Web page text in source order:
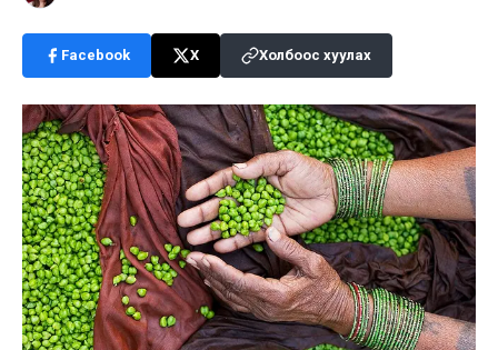
Facebook X Холбоос хуулах